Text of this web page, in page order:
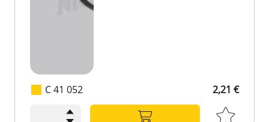
C 41 052 2,21 €